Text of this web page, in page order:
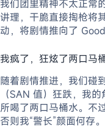
我们团里精神不太正常
讲理，干脆直接掏枪将
动，将剧情推向了
我疯了，狂炫了两口马
随着剧情推进，我们碰
（SAN 值）狂跌，我
所喝了两口马桶水。不
否则我“警长”颜面何存。